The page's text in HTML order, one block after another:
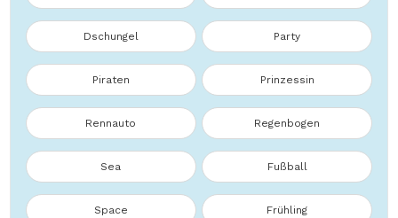
Dschungel Party
Piraten Prinzessin
Rennauto Regenbogen
Sea Fußball
Space Frühling